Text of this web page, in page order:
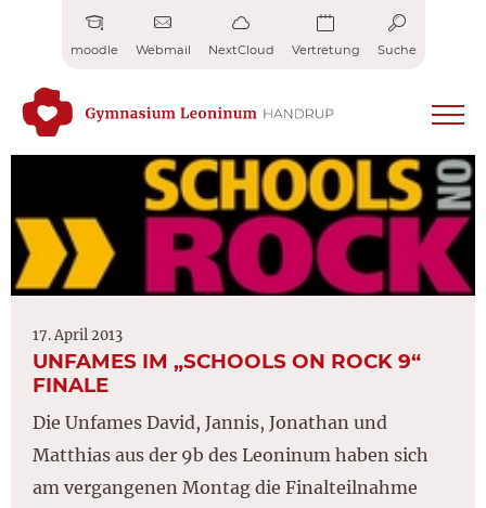
moodle Webmail NextCloud Vertretung Suche
17. April 2013
UNFAMES IM „SCHOOLS ON ROCK 9“
FINALE
Die Unfames David, Jannis, Jonathan und
Matthias aus der 9b des Leoninum haben sich
am vergangenen Montag die Finalteilnahme